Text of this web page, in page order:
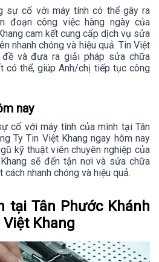
sự cố với máy tính có thể gây ra
đoạn công việc hàng ngày của
cam kết cung cấp dịch vụ sửa
nhanh chóng và hiệu quả. Tin Việt
và đưa ra giải pháp sửa chữa
có thể, giúp Anh/chị tiếp tục công
nay
cố với máy tính của mình tại Tân
Ty Tin Việt Khang ngay hôm nay
kỹ thuật viên chuyên nghiệp của
sẽ đến tận nơi và sửa chữa
nhanh chóng và hiệu quả.
tại Tân Phước Khánh
Việt Khang